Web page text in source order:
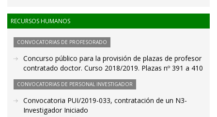
RECURSOS HUMANOS
CONVOCATORIAS DE PROFESORADO
Concurso público para la provisión de plazas de profesor
contratado doctor. Curso 2018/2019. Plazas nº 391 a 410
CONVOCATORIAS DE PERSONAL INVESTIGADOR
Convocatoria PUI/2019-033, contratación de un N3-
Investigador Iniciado